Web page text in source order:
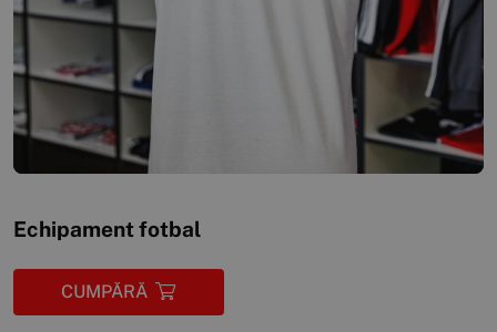
Echipament fotbal
CUMPĂRĂ